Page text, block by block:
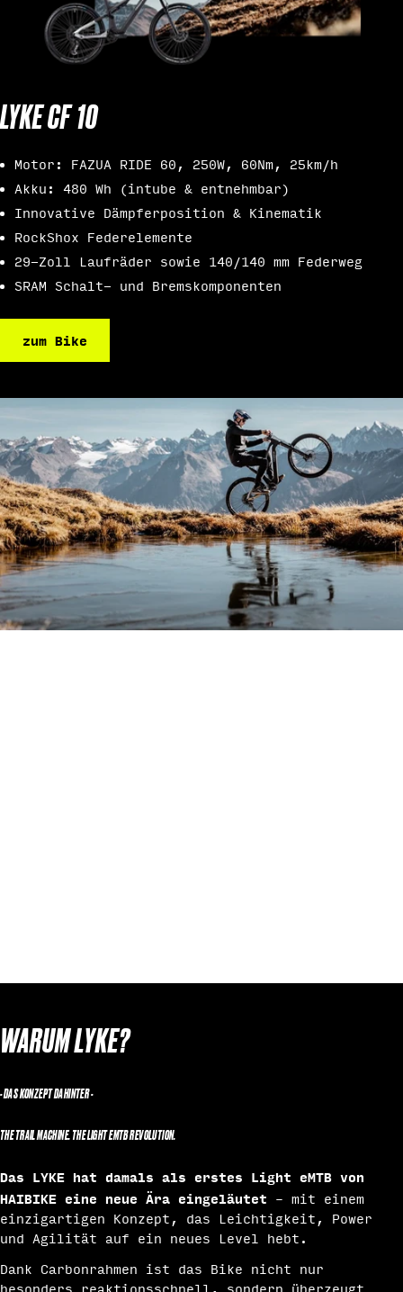
LYKE CF 10
Motor: FAZUA RIDE 60, 250W, 60Nm, 25km/h
Akku: 480 Wh (intube & entnehmbar)
Innovative Dämpferposition & Kinematik
RockShox Federelemente
29-Zoll Laufräder sowie 140/140 mm Federweg
SRAM Schalt- und Bremskomponenten
zum Bike
WARUM LYKE?
- DAS KONZEPT DAHINTER -
THE TRAIL MACHINE. THE LIGHT EMTB REVOLUTION.
Das LYKE hat damals als erstes Light eMTB von
HAIBIKE eine neue Ära eingeläutet
– mit einem
einzigartigen Konzept, das Leichtigkeit, Power
und Agilität auf ein neues Level hebt.
Dank Carbonrahmen ist das Bike nicht nur